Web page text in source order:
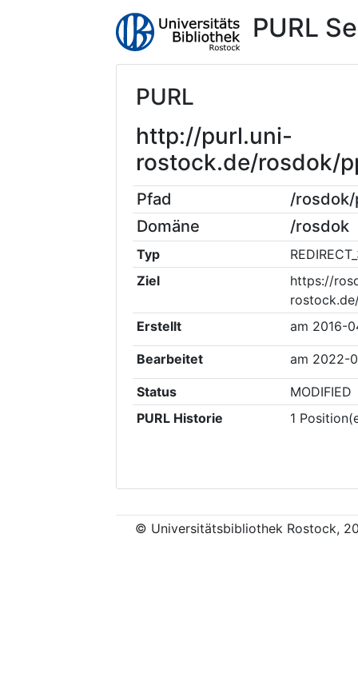
PURL
PURL
http://purl.uni-
rostock.de/rosdok/
Pfad
/
Domäne
/rosdok
Typ
Ziel
https://
Erstellt
am 2016-
Bearbeitet am 2022-
Status
MODIFIED
PURL Historie
1
© Universitätsbibliothek Rostock,